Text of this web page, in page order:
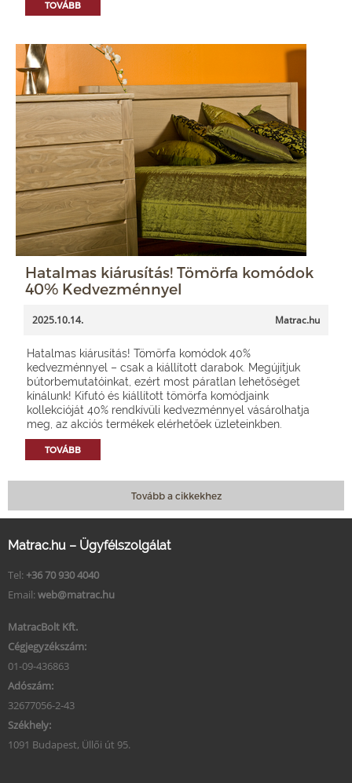
TOVÁBB
Hatalmas kiárusítás! Tömörfa komódok
40% Kedvezménnyel
2025.10.14. Matrac.hu
Hatalmas kiárusítás! Tömörfa komódok 40%
kedvezménnyel – csak a kiállított darabok. Megújítjuk
bútorbemutatóinkat, ezért most páratlan lehetőséget
kínálunk! Kifutó és kiállított tömörfa komódjaink
kollekcióját 40% rendkívüli kedvezménnyel vásárolhatja
meg, az akciós termékek elérhetőek üzleteinkben.
TOVÁBB
Tovább a cikkekhez
Matrac.hu – Ügyfélszolgálat
Tel: +36 70 930 4040
Email: web@matrac.hu
MatracBolt Kft.
Cégjegyzékszám:
01-09-436863
Adószám:
32677056-2-43
Székhely:
1091 Budapest, Üllői út 95.